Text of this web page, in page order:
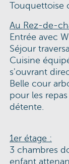
Touquettoise
Au Rez-de-
Entrée avec
Séjour
Cuisine
s'ouvrant
Belle cour
pour les
détente.
1er étage :
3 chambres
enfant